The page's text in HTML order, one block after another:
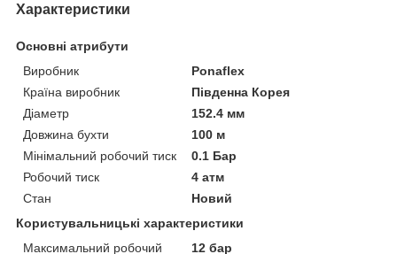
Характеристики
Основні атрибути
Виробник
Ponaflex
Країна виробник
Південна Корея
Діаметр
152.4 мм
Довжина бухти
100 м
Мінімальний робочий тиск
0.1 Бар
Робочий тиск
4 атм
Стан
Новий
Користувальницькі характеристики
Максимальний робочий
12 бар